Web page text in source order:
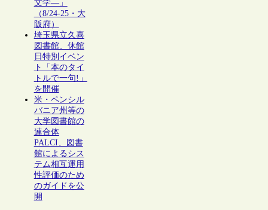
文学―」
（8/24-25・大
阪府）
埼玉県立久喜
図書館、休館
日特別イベン
ト「本のタイ
トルで一句!」
を開催
米・ペンシル
バニア州等の
大学図書館の
連合体
PALCI、図書
館によるシス
テム相互運用
性評価のため
のガイドを公
開